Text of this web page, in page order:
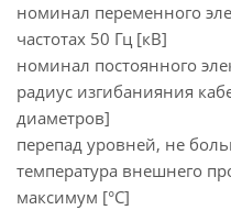
номинал переменного
частотах 50 Гц [кВ]
номинал постоянного
радиус изгибанияния
диаметров]
перепад уровней, не
температура внешнего
максимум [°C]